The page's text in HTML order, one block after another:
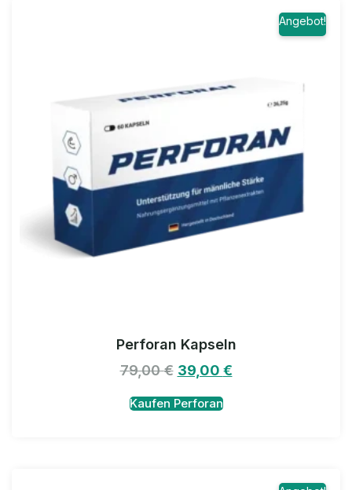
Angebot!
Perforan Kapseln
79,00€ 39,00 €
Kaufen Perforan